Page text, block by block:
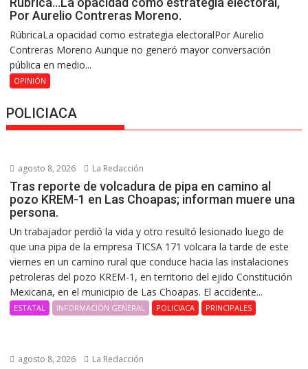
Por Aurelio Contreras Moreno.
RúbricaLa opacidad como estrategia electoralPor Aurelio
Contreras Moreno Aunque no generó mayor conversación
pública en medio...
OPINIÓN
POLICIACA
agosto 8, 2026 La Redacción
Tras reporte de volcadura de pipa en camino al
pozo KREM-1 en Las Choapas; informan muere una
persona.
Un trabajador perdió la vida y otro resultó lesionado luego de
que una pipa de la empresa TICSA 171 volcara la tarde de este
viernes en un camino rural que conduce hacia las instalaciones
petroleras del pozo KREM-1, en territorio del ejido Constitución
Mexicana, en el municipio de Las Choapas. El accidente...
ESTATAL INFORMACIÓN GENERAL POLICIACA PRINCIPALES
agosto 8, 2026 La Redacción